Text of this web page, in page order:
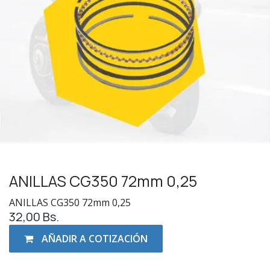
ANILLAS CG350 72mm 0,25
ANILLAS CG350 72mm 0,25
32,00 Bs.
AÑADIR A COTIZACIÓN